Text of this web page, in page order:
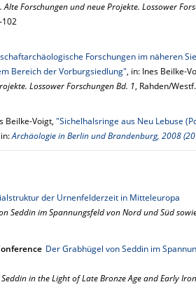
Alte Forschungen und neue Projekte. Lossower
Forschungen im näheren
Bereich der Vorburgsiedlung", in: Ines Beilke-
Lossower Forschungen Bd. 1, Rahden/
Beilke-Voigt, "Sichelhalsringe aus Neu Lebuse
Archäologie in Berlin und Brandenburg, 2008
der Urnenfelderzeit in Mitteleuropa
Seddin im Spannungsfeld von Nord und Süd
Der Grabhügel von Seddin im
in the Light of Late Bronze Age and Early